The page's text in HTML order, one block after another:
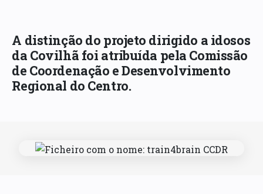
A distinção do projeto dirigido a idosos
da Covilhã foi atribuída pela Comissão
de Coordenação e Desenvolvimento
Regional do Centro.